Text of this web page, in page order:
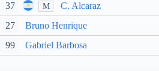
37 M C. Alcaraz
27 Bruno Henrique
99 Gabriel Barbosa